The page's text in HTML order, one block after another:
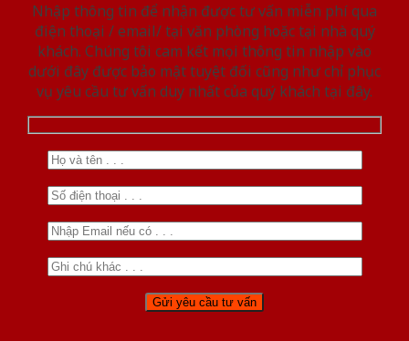
Nhập thông tin để nhận được tư vấn miễn phí qua
điện thoại / email/ tại văn phòng hoặc tại nhà quý
khách. Chúng tôi cam kết mọi thông tin nhập vào
dưới đây được bảo mật tuyệt đối cũng như chỉ phục
vụ yêu cầu tư vấn duy nhất của quý khách tại đây.